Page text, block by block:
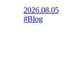
2026.08.05
#Blog